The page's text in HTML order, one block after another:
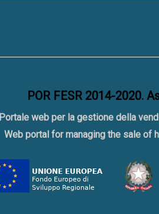
POR FESR 2014-2020.
Portale web per la gestione della
Web portal for managing the sale of